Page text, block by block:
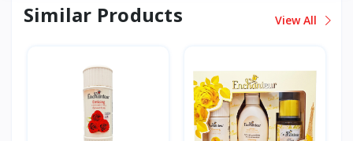
Similar Products View All